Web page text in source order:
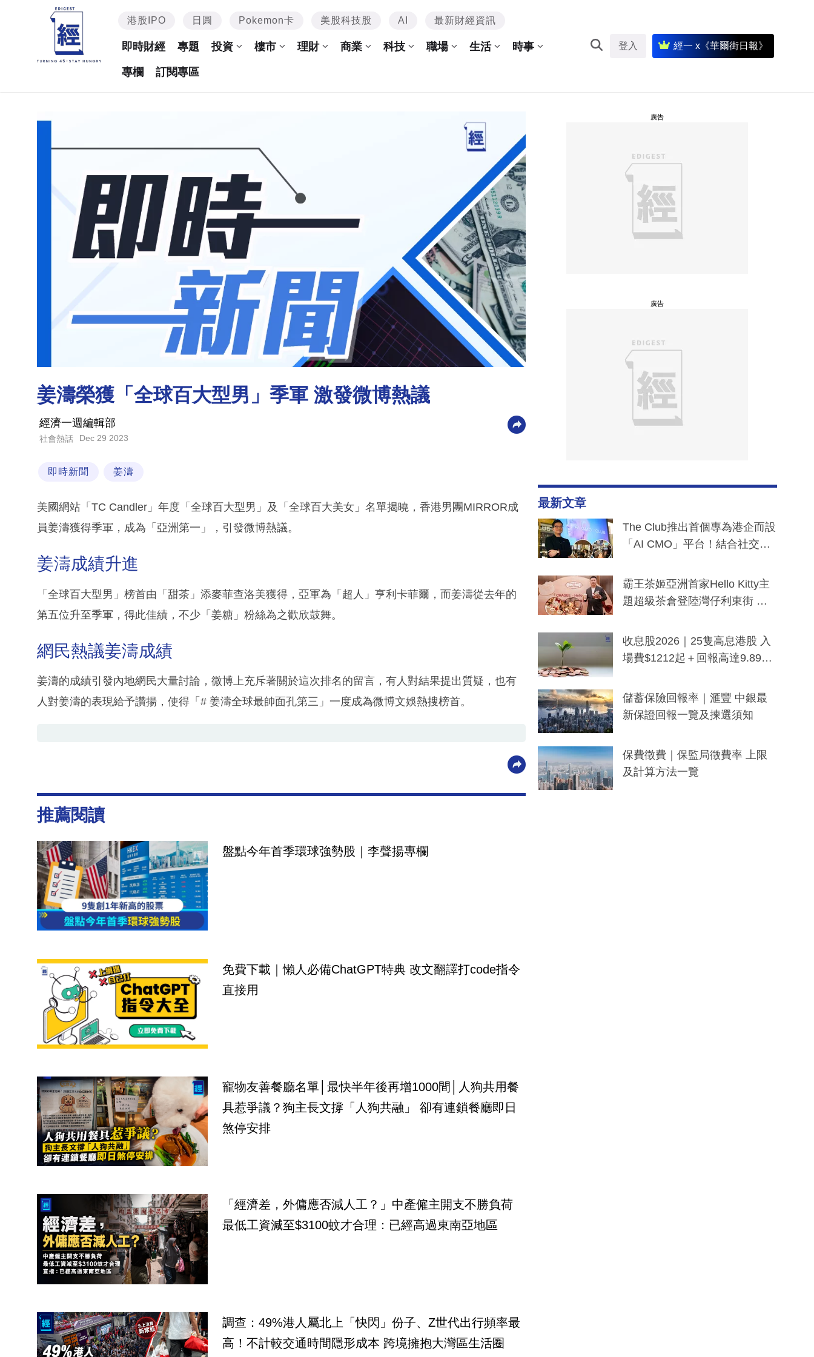
港股IPO 日圓 Pokemon卡 美股科技股 AI 最新財經資訊
即時財經 專題 投資 樓市 理財 商業 科技 職場 生活 時事
專欄 訂閱專區
登入 經一 x《華爾街日報》
姜濤榮獲「全球百大型男」季軍 激發微博熱議
經濟一週編輯部
社會熱話 Dec 29 2023
即時新聞 姜濤
美國網站「TC Candler」年度「全球百大型男」及「全球百大美女」名單揭曉，香港男團MIRROR成
員姜濤獲得季軍，成為「亞洲第一」，引發微博熱議。
姜濤成績升進
「全球百大型男」榜首由「甜茶」添麥菲查洛美獲得，亞軍為「超人」亨利卡菲爾，而姜濤從去年的
第五位升至季軍，得此佳績，不少「姜糖」粉絲為之歡欣鼓舞。
網民熱議姜濤成績
姜濤的成績引發內地網民大量討論，微博上充斥著關於這次排名的留言，有人對結果提出質疑，也有
人對姜濤的表現給予讚揚，使得「# 姜濤全球最帥面孔第三」一度成為微博文娛熱搜榜首。
推薦閱讀
盤點今年首季環球強勢股｜李聲揚專欄
免費下載｜懶人必備ChatGPT特典 改文翻譯打code指令
直接用
寵物友善餐廳名單│最快半年後再增1000間│人狗共用餐
具惹爭議？狗主長文撐「人狗共融」 卻有連鎖餐廳即日
煞停安排
「經濟差，外傭應否減人工？」中產僱主開支不勝負荷
最低工資減至$3100蚊才合理：已經高過東南亞地區
調查：49%港人屬北上「快閃」份子、Z世代出行頻率最
高！不計較交通時間隱形成本 跨境擁抱大灣區生活圈
廣告
廣告
最新文章
The Club推出首個專為港企而設
「AI CMO」平台！結合社交聆
分鐘生成「貼地」宣傳短片
霸王茶姬亞洲首家Hello Kitty主
題超級茶倉登陸灣仔利東街 推
y及香港限定特調系列
收息股2026｜25隻高息港股 入
場費$1212起＋回報高達9.89
儲蓄保險回報率｜滙豐 中銀最
新保證回報一覽及揀選須知
保費徵費｜保監局徵費率 上限
及計算方法一覽